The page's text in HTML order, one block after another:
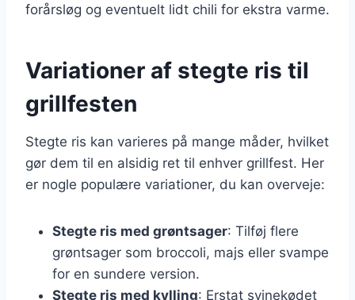
forårsløg og eventuelt lidt chili for ekstra varme.
Variationer af stegte ris til
grillfesten
Stegte ris kan varieres på mange måder, hvilket
gør dem til en alsidig ret til enhver grillfest. Her
er nogle populære variationer, du kan overveje:
Stegte ris med grøntsager: Tilføj flere
grøntsager som broccoli, majs eller svampe
for en sundere version.
Stegte ris med kylling: Erstat svinekødet